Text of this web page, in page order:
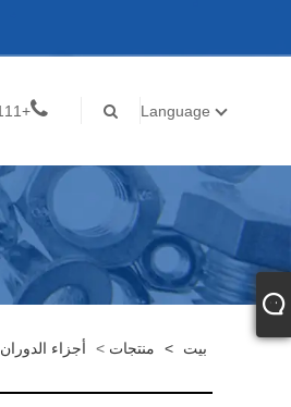
+86-769-8111 9182 Language
بيت > منتجات > أجزاء الدوران CNC